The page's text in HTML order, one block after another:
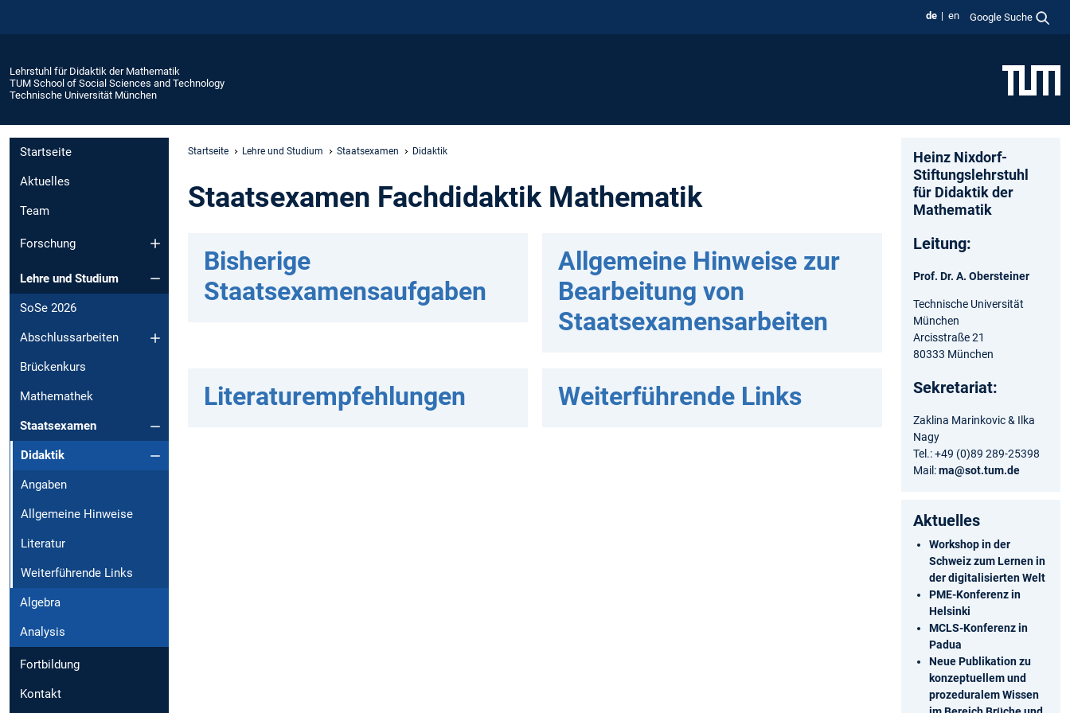
de en Google Suche
Lehrstuhl für Didaktik der Mathematik
TUM School of Social Sciences and Technology
Technische Universität München
Startseite
Aktuelles
Team
Forschung
Lehre und Studium
SoSe 2026
Abschlussarbeiten
Brückenkurs
Mathemathek
Staatsexamen
Didaktik
Angaben
Allgemeine Hinweise
Literatur
Weiterführende Links
Algebra
Analysis
Fortbildung
Kontakt
Startseite Lehre und Studium Staatsexamen Didaktik
Staatsexamen Fachdidaktik Mathematik
Bisherige
Staatsexamensaufgaben
Allgemeine Hinweise zur
Bearbeitung von
Staatsexamensarbeiten
Literaturempfehlungen Weiterführende Links
Heinz Nixdorf-
Stiftungslehrstuhl
für Didaktik der
Mathematik
Leitung:
Prof. Dr. A. Obersteiner
Technische Universität
München
Arcisstraße 21
80333 München
Sekretariat:
Zaklina Marinkovic & Ilka
Nagy
Tel.: +49 (0)89 289-25398
Mail:ma@sot.tum.de
Aktuelles
Workshop in der
Schweiz zum Lernen in
der digitalisierten Welt
PME-Konferenz in
Helsinki
MCLS-Konferenz in
Padua
Neue Publikation zu
konzeptuellem und
prozeduralem Wissen